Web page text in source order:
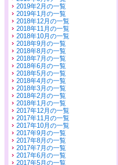
2019年2月の一覧
2019年1月の一覧
2018年12月の一覧
2018年11月の一覧
2018年10月の一覧
2018年9月の一覧
2018年8月の一覧
2018年7月の一覧
2018年6月の一覧
2018年5月の一覧
2018年4月の一覧
2018年3月の一覧
2018年2月の一覧
2018年1月の一覧
2017年12月の一覧
2017年11月の一覧
2017年10月の一覧
2017年9月の一覧
2017年8月の一覧
2017年7月の一覧
2017年6月の一覧
2017年5月の一覧